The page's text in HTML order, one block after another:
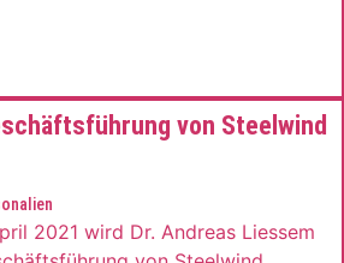
von Steelwind
2021 wird Dr. Andreas Liessem